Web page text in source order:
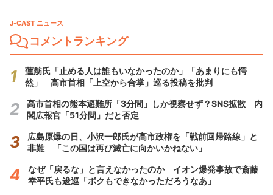
J-CAST ニュース
コメントランキング
蓮舫氏「止める人は誰もいなかったのか」「あまりにも愕
然」 高市首相「上空から合掌」巡る投稿を批判
高市首相の熊本避難所「3分間」しか視察せず？SNS拡散 内
閣広報官「51分間」だと否定
広島原爆の日、小沢一郎氏が高市政権を「戦前回帰路線」と
非難 「この国は再び滅亡に向かいかねない」
なぜ「戻るな」と言えなかったのか イオン爆発事故で斎藤
幸平氏も逡巡「ボクもできなかっただろうなあ」